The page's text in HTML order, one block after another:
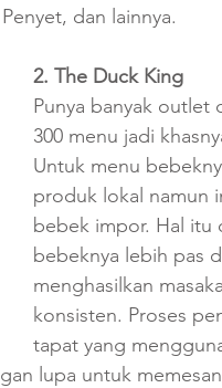
dan lainnya.
2. The Duck King
Punya banyak outlet
300 menu jadi
Untuk menu
produk lokal namun
bebek impor. Hal itu
bebeknya lebih pas
menghasilkan
konsisten. Proses
tapat yang
lupa untuk